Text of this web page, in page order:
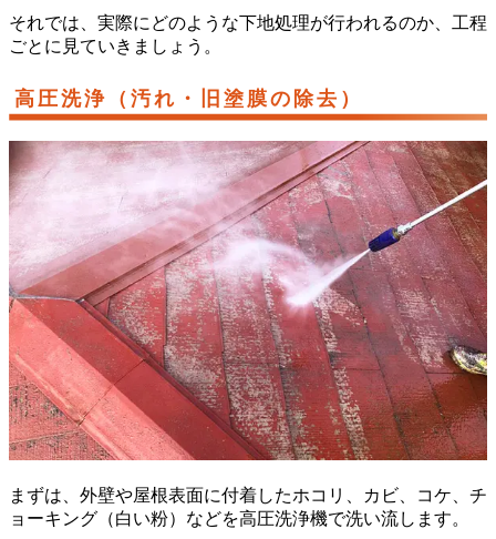
それでは、実際にどのような下地処理が行われるのか、工程
ごとに見ていきましょう。
高圧洗浄（汚れ・旧塗膜の除去）
まずは、外壁や屋根表面に付着したホコリ、カビ、コケ、チ
ョーキング（白い粉）などを高圧洗浄機で洗い流します。